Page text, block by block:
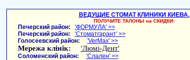
ВЕДУЩИЕ СТОМАТ КЛИНИКИ КИЕВА.
ПОЛУЧИТЕ ТАЛОНЫ на СКИДКИ:
Печерский район:
'ФОРМУЛА' >>
Печерский район:
'Стоматгарант' >>
Голосеевский район:
'VerMax' >>
Мережа клінік: 'Люмі-Дент'
Соломенский район: 'Слален' >>